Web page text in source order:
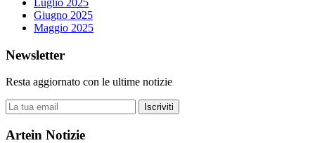
Giugno 2025
Maggio 2025
Newsletter
Resta aggiornato con le ultime notizie
Iscriviti
Artein Notizie